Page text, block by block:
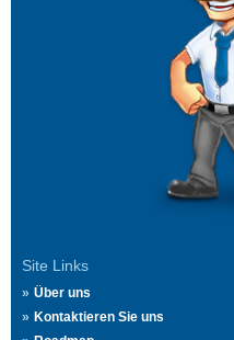
Site Links
Über uns
Kontaktieren Sie uns